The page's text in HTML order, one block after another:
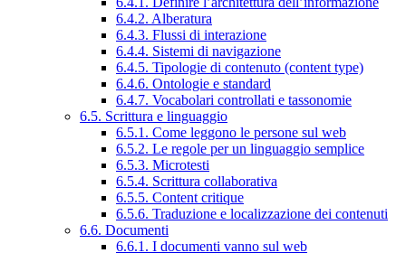
6.4.2. Alberatura
6.4.3. Flussi di interazione
6.4.4. Sistemi di navigazione
6.4.5. Tipologie di contenuto (content type)
6.4.6. Ontologie e standard
6.4.7. Vocabolari controllati e tassonomie
6.5. Scrittura e linguaggio
6.5.1. Come leggono le persone sul web
6.5.2. Le regole per un linguaggio semplice
6.5.3. Microtesti
6.5.4. Scrittura collaborativa
6.5.5. Content critique
6.5.6. Traduzione e localizzazione dei contenuti
6.6. Documenti
6.6.1. I documenti vanno sul web